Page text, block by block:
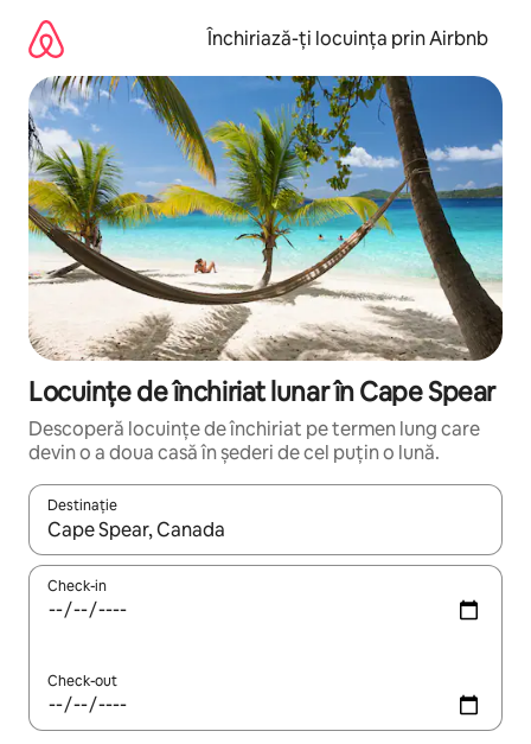
mergi
conținut
Închiriază-ți locuința prin Airbnb
Locuințe de închiriat lunar în Cape Spear
Descoperă locuințe de închiriat pe termen lung care
devin o a doua casă în șederi de cel puțin o lună.
Destinație
Când se încarcă rezultatele, navighează folosind tastele
Check-in
Check-out